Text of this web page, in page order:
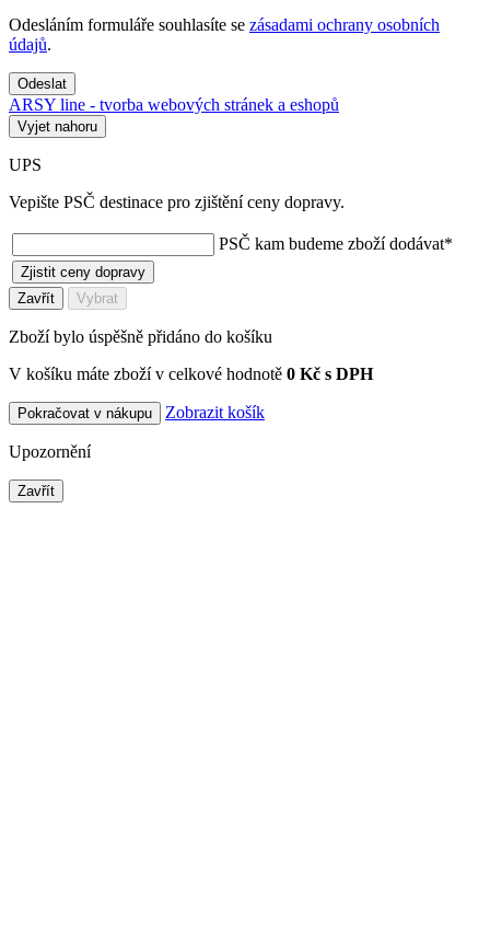
Odesláním formuláře souhlasíte se zásadami ochrany osobních
údajů.
Odeslat
ARSY line - tvorba webových stránek a eshopů
Vyjet nahoru
UPS
Vepište PSČ destinace pro zjištění ceny dopravy.
PSČ kam budeme zboží dodávat*
Zjistit ceny dopravy
Zavřít
Vybrat
Zboží bylo úspěšně přidáno do košíku
V košíku máte zboží v celkové hodnotě 0 Kč s DPH
Pokračovat v nákupu Zobrazit košík
Upozornění
Zavřít